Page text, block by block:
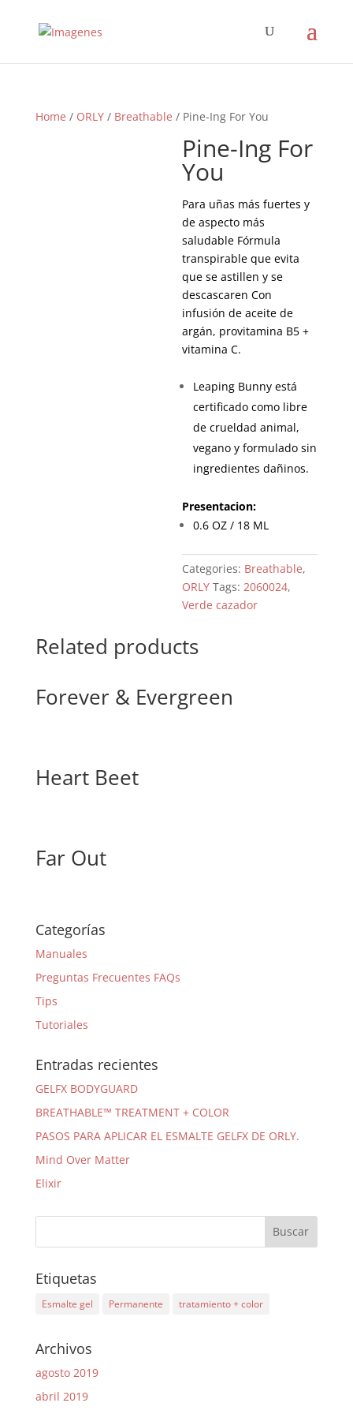
Home / ORLY/ Breathable / Pine-Ing For You
Pine-Ing For
You
Para uñas más fuertes y
de aspecto más
saludable Fórmula
transpirable que evita
que se astillen y se
descascaren Con
infusión de aceite de
argán, provitamina B5 +
vitamina C.
Leaping Bunny está
certificado como libre
de crueldad animal,
vegano y formulado sin
ingredientes dañinos.
Presentacion:
0.6 OZ / 18 ML
Categories: Breathable,
ORLY Tags:2060024,
Verde cazador
Related products
Forever & Evergreen
Heart Beet
Far Out
Categorías
Manuales
Preguntas Frecuentes FAQs
Tips
Tutoriales
Entradas recientes
GELFX BODYGUARD
BREATHABLE™ TREATMENT + COLOR
PASOS PARA APLICAR EL ESMALTE GELFX DE ORLY.
Mind Over Matter
Elixir
Etiquetas
Esmalte gel Permanente tratamiento + color
Archivos
agosto 2019
abril 2019